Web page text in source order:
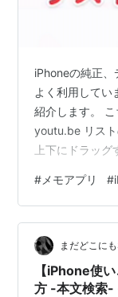
iPhoneの純正、
よく利用してい
紹介します。 こ
youtu.be リス
上下にドラッ
で気づきました
# メモアプリ #
まだどこに
【iPhone使
方 -本文検索